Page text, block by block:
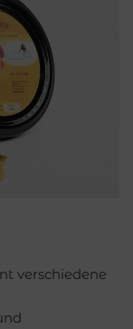
verschiedene